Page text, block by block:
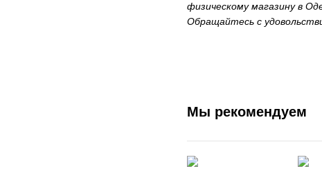
физическому магазину в
Обращайтесь с
Мы рекомендуем